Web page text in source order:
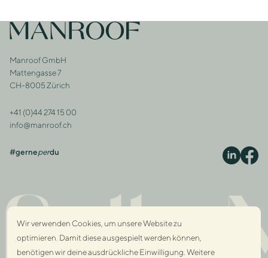
Footer
Zur Startseite
Adresse
Manroof GmbH
Mattengasse 7
CH-8005 Zürich
Kontakt
+41 (0)44 274 15 00
info@manroof.ch
#gerneperdu
Wir verwenden Cookies, um unsere Website zu
optimieren. Damit diese ausgespielt werden können,
benötigen wir deine ausdrückliche Einwilligung. Weitere